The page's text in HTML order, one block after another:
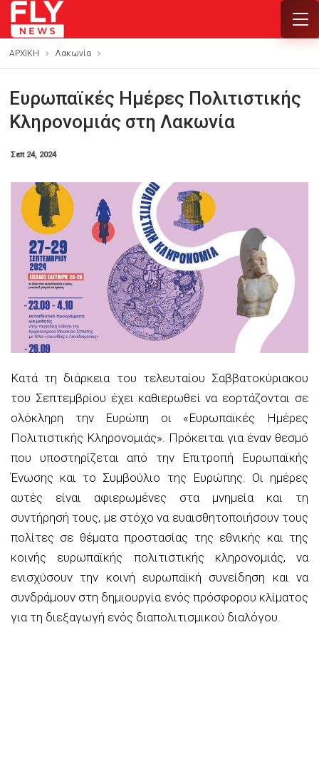
ΑΡΧΙΚΗ Λακωνία
Ευρωπαϊκές Ημέρες Πολιτιστικής
Κληρονομιάς στη Λακωνία
Σεπ 24, 2024
Κατά τη διάρκεια του τελευταίου Σαββατοκύριακου
του Σεπτεμβρίου έχει καθιερωθεί να εορτάζονται σε
ολόκληρη την Ευρώπη οι «Ευρωπαϊκές Ημέρες
Πολιτιστικής Κληρονομιάς». Πρόκειται για έναν θεσμό
που υποστηρίζεται από την Επιτροπή Ευρωπαϊκής
Ένωσης και το Συμβούλιο της Ευρώπης. Οι ημέρες
αυτές είναι αφιερωμένες στα μνημεία και τη
συντήρησή τους, με στόχο να ευαισθητοποιήσουν τους
πολίτες σε θέματα προστασίας της εθνικής και της
κοινής ευρωπαϊκής πολιτιστικής κληρονομιάς, να
ενισχύσουν την κοινή ευρωπαϊκή συνείδηση και να
συνδράμουν στη δημιουργία ενός πρόσφορου κλίματος
για τη διεξαγωγή ενός διαπολιτισμικού διαλόγου.